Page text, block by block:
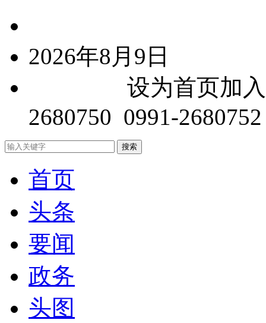
2026年8月9日
设为首页加
2680750 0991-2680752
首页
头条
要闻
政务
头图